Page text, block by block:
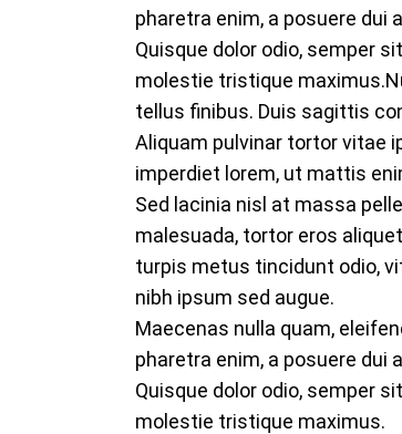
pharetra enim, a posuere
Quisque dolor odio, semper
molestie tristique
tellus finibus. Duis sagittis
Aliquam pulvinar tortor vitae
imperdiet lorem, ut mattis
Sed lacinia nisl at massa
malesuada, tortor eros
turpis metus tincidunt odio,
nibh ipsum sed augue.
Maecenas nulla quam,
pharetra enim, a posuere
Quisque dolor odio, semper
molestie tristique maximus.